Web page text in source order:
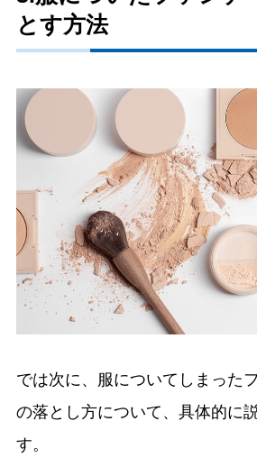
とす方法
では次に、服についてしまった
の落とし方について、具体的に
す。